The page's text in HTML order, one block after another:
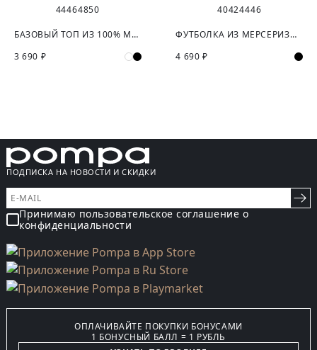
44464850
БАЗОВЫЙ ТОП ИЗ 100% МЕРСЕРИЗИРОВАННОГО ХЛОПКА
3 690 ₽
40424446
ФУТБОЛКА ИЗ МЕРСЕРИЗИРОВАННОГО ХЛОПКА
4 690 ₽
ПОДПИСКА НА НОВОСТИ И СКИДКИ
Принимаю пользовательское соглашение о
конфиденциальности
ОПЛАЧИВАЙТЕ ПОКУПКИ БОНУСАМИ
1 БОНУСНЫЙ БАЛЛ = 1 РУБЛЬ